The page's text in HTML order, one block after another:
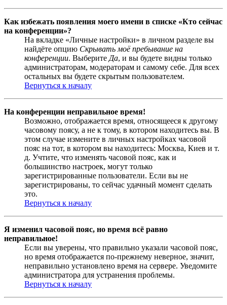
Как избежать появления моего имени в списке «Кто сейчас
на конференции»?
На вкладке «Личные настройки» в личном разделе вы
найдёте опцию Скрывать моё пребывание на
конференции. Выберите Да, и вы будете видны только
администраторам, модераторам и самому себе. Для всех
остальных вы будете скрытым пользователем.
Вернуться к началу
На конференции неправильное время!
Возможно, отображается время, относящееся к другому
часовому поясу, а не к тому, в котором находитесь вы. В
этом случае измените в личных настройках часовой
пояс на тот, в котором вы находитесь: Москва, Киев и т.
д. Учтите, что изменять часовой пояс, как и
большинство настроек, могут только
зарегистрированные пользователи. Если вы не
зарегистрированы, то сейчас удачный момент сделать
это.
Вернуться к началу
Я изменил часовой пояс, но время всё равно
неправильное!
Если вы уверены, что правильно указали часовой пояс,
но время отображается по-прежнему неверное, значит,
неправильно установлено время на сервере. Уведомите
администратора для устранения проблемы.
Вернуться к началу